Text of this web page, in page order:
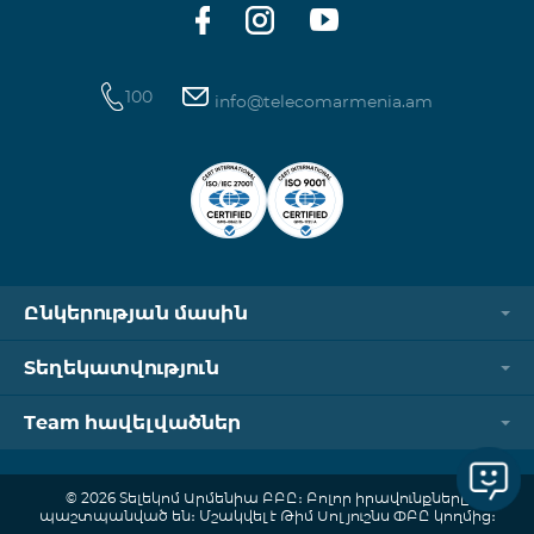
100 info@telecomarmenia.am
Ընկերության մասին
Տեղեկատվություն
Team հավելվածներ
© 2026 Տելեկոմ Արմենիա ԲԲԸ։ Բոլոր իրավունքները
պաշտպանված են։ Մշակվել է Թիմ Սոլյուշնս ՓԲԸ կողմից։